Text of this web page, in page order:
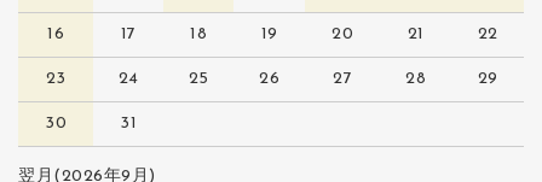
16 17 18 19 20 21 22
23 24 25 26 27 28 29
30 31
翌月(2026年9月)